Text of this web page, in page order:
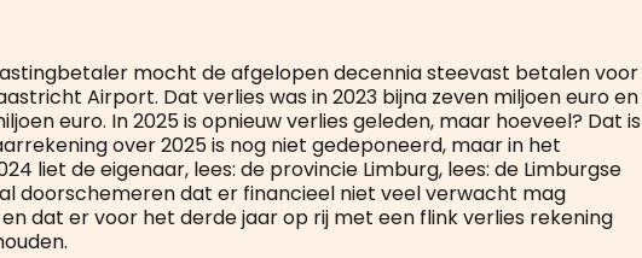
mocht de afgelopen decennia steevast betalen voor
Airport. Dat verlies was in 2023 bijna zeven miljoen euro en
euro. In 2025 is opnieuw verlies geleden, maar hoeveel? Dat is
over 2025 is nog niet gedeponeerd, maar in het
liet de eigenaar, lees: de provincie Limburg, lees: de Limburgse
doorschemeren dat er financieel niet veel verwacht mag
dat er voor het derde jaar op rij met een flink verlies rekening